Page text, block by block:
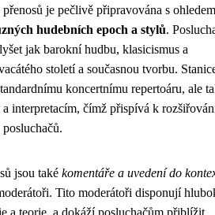
je pečlivě připravována s
hudebních epoch a stylů.
jak barokní hudbu, klasicismus a
století a současnou tvorbu.
koncertnímu repertoáru, ale
interpretacím, čímž přispívá k
jsou také komentáře a uvedení do
Tito moderátoři disponují
a teorie, a dokáží posluchačům přiblížit